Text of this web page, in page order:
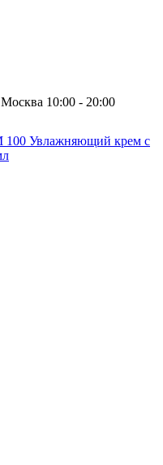
Москва 10:00 - 20:00